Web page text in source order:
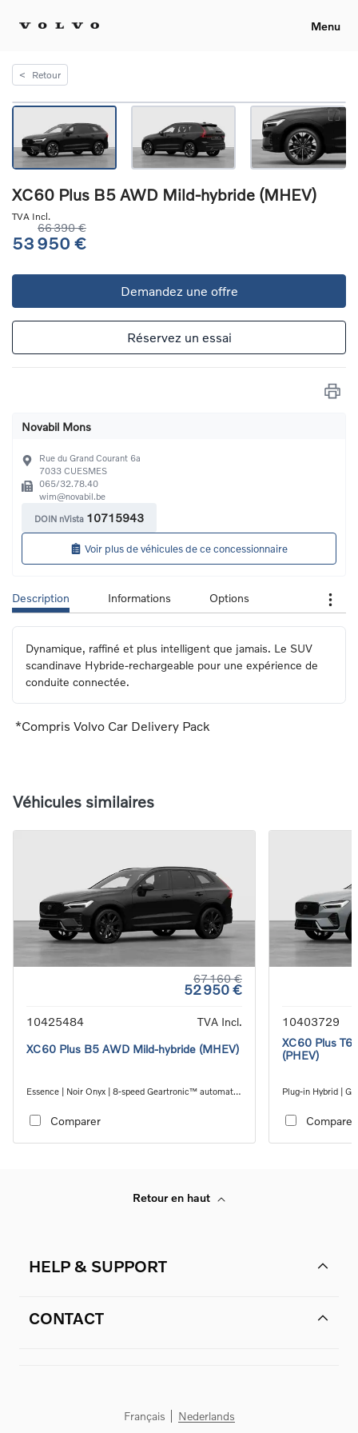
Menu
< Retour
XC60 Plus B5 AWD Mild-hybride (MHEV)
TVA Incl.
66 390 €
53 950 €
Demandez une offre
Réservez un essai
Novabil Mons
Rue du Grand Courant 6a
7033 CUESMES
065/32.78.40
wim@novabil.be
DOIN nVista 10715943
Voir plus de véhicules de ce concessionnaire
Description Informations Options
Dynamique, raffiné et plus intelligent que jamais. Le SUV
scandinave Hybride-rechargeable pour une expérience de
conduite connectée.
*Compris Volvo Car Delivery Pack
Véhicules similaires
67 160 €
52 950 €
10425484
TVA Incl.
XC60 Plus B5 AWD Mild-hybride (MHEV)
Essence | Noir Onyx | 8-speed Geartronic™ automatic
Comparer
10403729
XC60 Plus T6
(PHEV)
Plug-in Hybrid |
Comparer
Retour en haut
HELP & SUPPORT
CONTACT
Français Nederlands